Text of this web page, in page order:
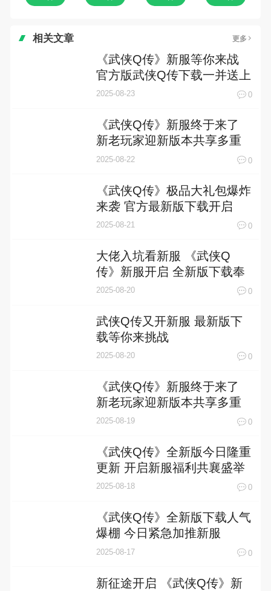
相关文章 更多
《武侠Q传》新服等你来战
官方版武侠Q传下载一并送上
2025-08-23 0
《武侠Q传》新服终于来了
新老玩家迎新版本共享多重
礼遇
2025-08-22 0
《武侠Q传》极品大礼包爆炸
来袭 官方最新版下载开启
2025-08-21 0
大佬入坑看新服 《武侠Q
传》新服开启 全新版下载奉
上
2025-08-20 0
武侠Q传又开新服 最新版下
载等你来挑战
2025-08-20 0
《武侠Q传》新服终于来了
新老玩家迎新版本共享多重
大礼包
2025-08-19 0
《武侠Q传》全新版今日隆重
更新 开启新服福利共襄盛举
2025-08-18 0
《武侠Q传》全新版下载人气
爆棚 今日紧急加推新服
2025-08-17 0
新征途开启 《武侠Q传》新